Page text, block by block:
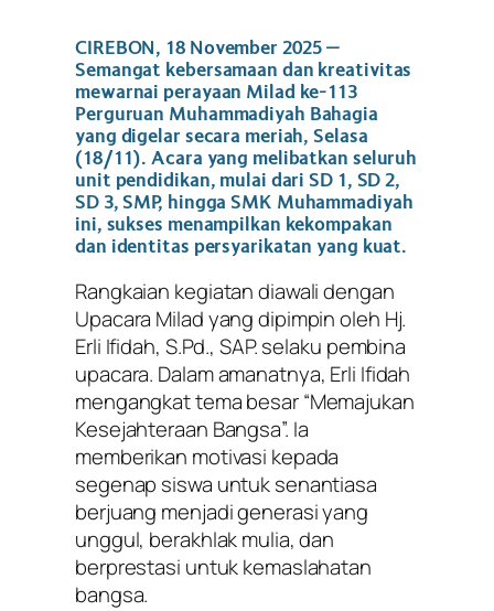
CIREBON, 18 November 2025–
Semangat kebersamaan dan kreativitas
mewarnai perayaan Milad ke-113
Perguruan Muhammadiyah Bahagia
yang digelar secara meriah, Selasa
(18/11). Acara yang melibatkan seluruh
unit pendidikan, mulai dari SD 1, SD 2,
SD 3, SMP, hingga SMK Muhammadiyah
ini, sukses menampilkan kekompakan
dan identitas persyarikatan yang kuat.
Rangkaian kegiatan diawali dengan
Upacara Milad yang dipimpin oleh Hj.
Erli Ifidah, S.Pd., SAP. selaku pembina
upacara. Dalam amanatnya, Erli Ifidah
mengangkat tema besar “Memajukan
Kesejahteraan Bangsa”. Ia
memberikan motivasi kepada
segenap siswa untuk senantiasa
berjuang menjadi generasi yang
unggul, berakhlak mulia, dan
berprestasi untuk kemaslahatan
bangsa.